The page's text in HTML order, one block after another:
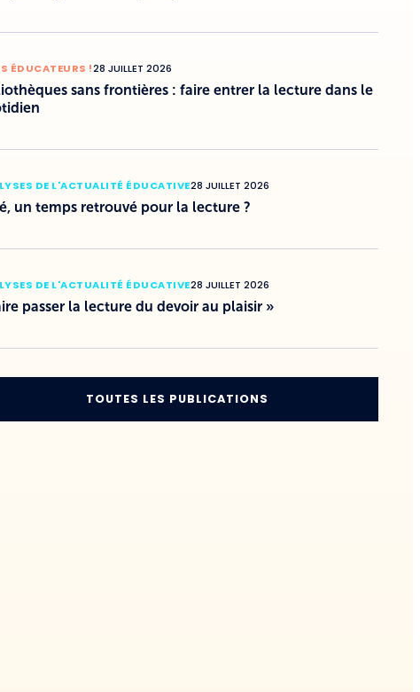
ÉDUCATEURS !28 JUILLET 2026
sans frontières : faire entrer la lecture dans le
DE L'ACTUALITÉ ÉDUCATIVE28 JUILLET 2026
un temps retrouvé pour la lecture ?
DE L'ACTUALITÉ ÉDUCATIVE28 JUILLET 2026
passer la lecture du devoir au plaisir »
TOUTES LES PUBLICATIONS